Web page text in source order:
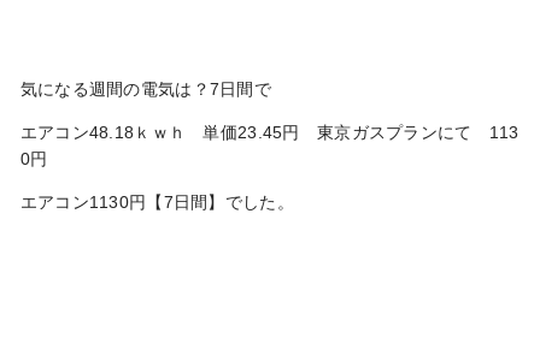
気になる週間の電気は？7日間で
エアコン48.18ｋｗｈ 単価23.45円 東京ガスプランにて 113
0円
エアコン1130円【7日間】でした。